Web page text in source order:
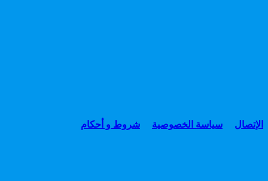
الإتصال سياسة الخصوصية شروط و أحكام